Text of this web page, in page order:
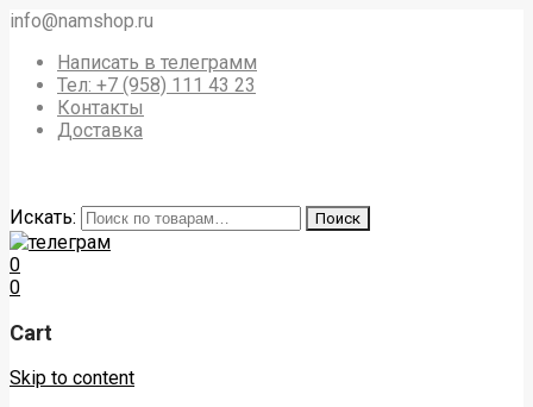
info@namshop.ru
Написать в телеграмм
Тел: +7 (958) 111 43 23
Контакты
Доставка
Искать: Поиск
0
0
Cart
Skip to content